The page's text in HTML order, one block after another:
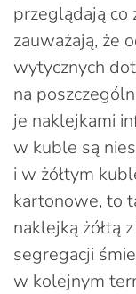
przeglądają co
zauważają, że
wytycznych
na
je naklejkami
w kuble są
i w żółtym
kartonowe, to
naklejką żółtą
segregacji
w kolejnym